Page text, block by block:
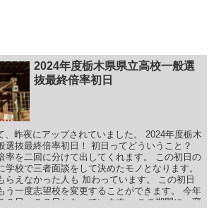
2024年度栃木県県立高校一般選
抜最終倍率初日
、昨夜にアップされていました。 2024年度栃木
選抜最終倍率初日！ 初日ってどういうこと？
率を二回に分けて出してくれます。 この初日の
学校で三者面談をして決めたモノとなります。
らえなかった人も 加わっています。 この初日
う一度志望校を変更することができます。 今年
６日～２７日となっています。 この期間に、変